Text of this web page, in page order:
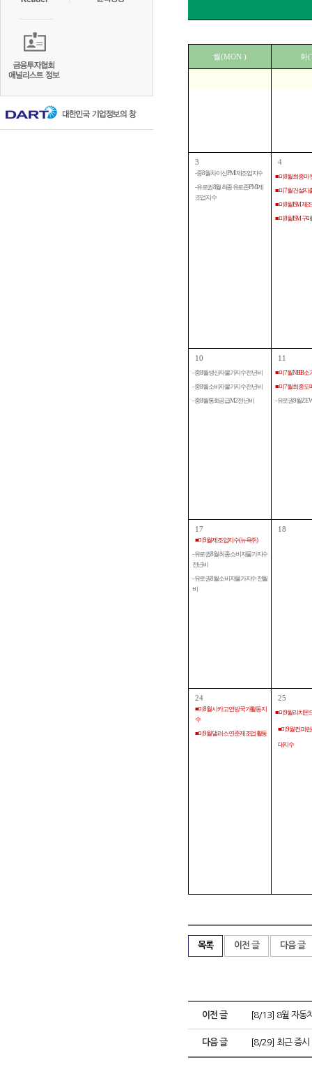
월(MON ) 화
3
- 중 8월 차이신 PMI 제조업지수
- 유로권 8월 최종 유로존 PMI 제
조업지수
4
■ 미 8월 최종 마
■ 미 7월 건설지
■ 미 8월 ISM 제
■ 미 8월 ISM 구
10
- 중 8월 생산자물가지수 전년비
- 중 8월 소비자물가지수 전년비
- 중 8월 통화공급 M2 전년비
11
■ 미 7월 NFIB
■ 미 7월 최종 도
- 유로권 9월
17
■ 미 9월 제조업지수 (뉴욕주)
- 유로권 8월 최종 소비자물가지수
전년비
- 유로권 8월 소비자물가지수 전월
비
18
24
■ 미 8월 시카고 연방 국가활동 지
수
■ 미 9월 댈러스 연준 제조업 활동
25
■ 미 9월 리치몬
■ 미 9월 컨퍼
대지수
목록 이전 글 다음 글
이전 글 [8/13] 8월 자동
다음 글 [8/29] 최근 증시